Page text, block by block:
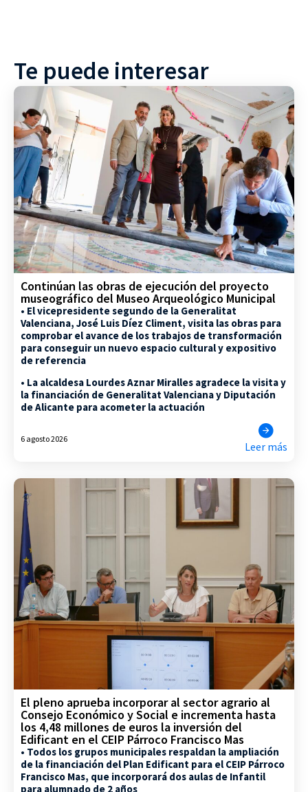
Te puede interesar
Continúan las obras de ejecución del proyecto
museográfico del Museo Arqueológico Municipal
• El vicepresidente segundo de la Generalitat
Valenciana, José Luis Díez Climent, visita las obras para
comprobar el avance de los trabajos de transformación
para conseguir un nuevo espacio cultural y expositivo
de referencia
• La alcaldesa Lourdes Aznar Miralles agradece la visita y
la financiación de Generalitat Valenciana y Diputación
de Alicante para acometer la actuación
6 agosto 2026
Leer más
El pleno aprueba incorporar al sector agrario al
Consejo Económico y Social e incrementa hasta
los 4,48 millones de euros la inversión del
Edificant en el CEIP Párroco Francisco Mas
• Todos los grupos municipales respaldan la ampliación
de la financiación del Plan Edificant para el CEIP Párroco
Francisco Mas, que incorporará dos aulas de Infantil
para alumnado de 2 años